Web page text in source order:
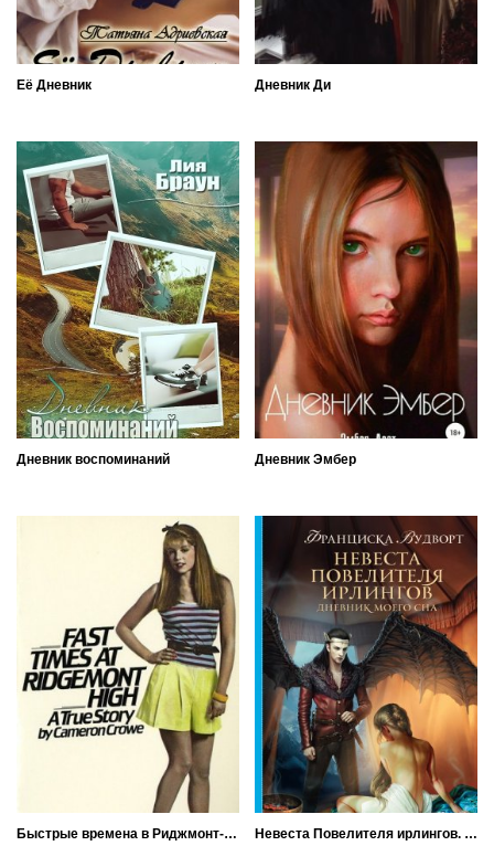
Её Дневник Дневник Ди
Дневник воспоминаний Дневник Эмбер
Быстрые времена в Риджмонт-Хай Невеста Повелителя ирлингов. Дневник моего сна